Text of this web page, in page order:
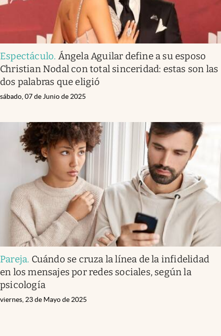
Espectáculo. Ángela Aguilar define a su esposo
Christian Nodal con total sinceridad: estas son las
dos palabras que eligió
sábado, 07 de Junio de 2025
Pareja. Cuándo se cruza la línea de la infidelidad
en los mensajes por redes sociales, según la
psicología
viernes, 23 de Mayo de 2025